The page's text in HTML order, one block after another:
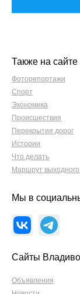
Также на сайте
Фоторепортажи
Спорт
Экономика
Происшествия
Перекрытия дорог
Истории
Что делать
Маршрут
Мы в
Сайты
Объявления